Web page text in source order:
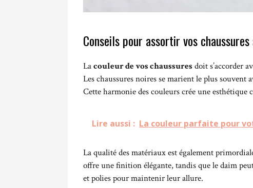
Conseils pour assortir vos
Lacouleur de vos chaussures doit s’accorder
Les chaussures noires se marient le plus souvent
Cette harmonie des couleurs crée une esthétique
Lire aussi : La couleur parfaite pour
La qualité des matériaux est également
offre une finition élégante, tandis que le daim
et polies pour maintenir leur allure.